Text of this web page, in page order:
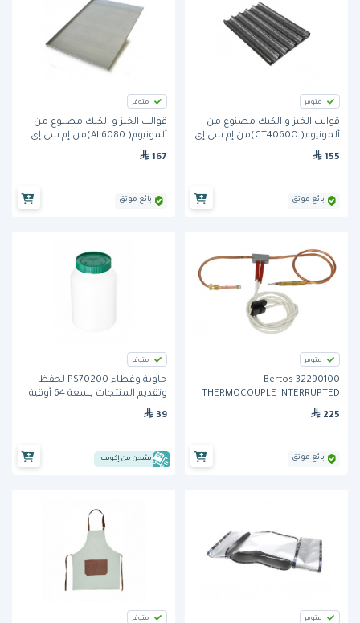
متوفر
قوالب الخبز و الكيك مصنوع من
ألمونيوم( CT4060O)من إم سي إي
155
بائع موثق
متوفر
قوالب الخبز و الكيك مصنوع من
ألمونيوم( AL6080)من إم سي إي
167
بائع موثق
متوفر
Bertos 32290100
THERMOCOUPLE INTERRUPTED
CONNECTION AND LEADS
225
بائع موثق
متوفر
حاوية وغطاء PS70200 لحفظ
وتقديم المنتجات بسعة 64 أوقية
من كارلايل
39
يشحن من إكويب
متوفر متوفر